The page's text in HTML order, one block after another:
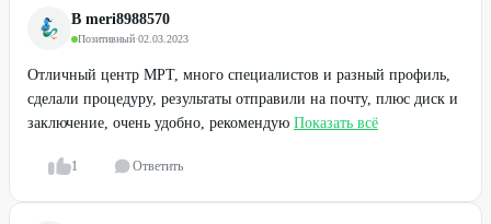
В meri8988570
Позитивный·02.03.2023
Отличный центр МРТ, много специалистов и разный профиль,
сделали процедуру, результаты отправили на почту, плюс диск и
заключение, очень удобно, рекомендую Показать всё
1 Ответить